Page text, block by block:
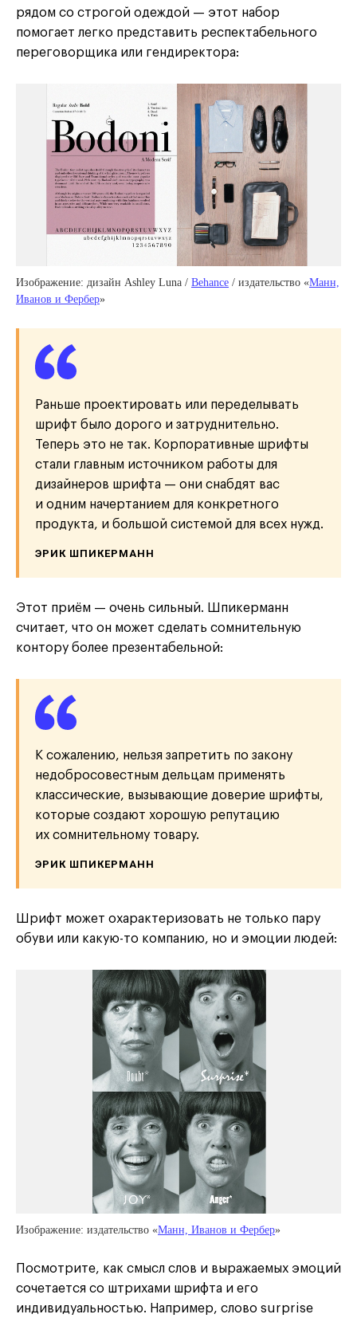
рядом со строгой одеждой — этот набор
помогает легко представить респектабельного
переговорщика или гендиректора:
Изображение: дизайн Ashley Luna / Behance / издательство «Манн,
Иванов и Фербер»
Раньше проектировать или переделывать
шрифт было дорого и затруднительно.
Теперь это не так. Корпоративные шрифты
стали главным источником работы для
дизайнеров шрифта — они снабдят вас
и одним начертанием для конкретного
продукта, и большой системой для всех нужд.
ЭРИК ШПИКЕРМАНН
Этот приём — очень сильный. Шпикерманн
считает, что он может сделать сомнительную
контору более презентабельной:
К сожалению, нельзя запретить по закону
недобросовестным дельцам применять
классические, вызывающие доверие шрифты,
которые создают хорошую репутацию
их сомнительному товару.
ЭРИК ШПИКЕРМАНН
Шрифт может охарактеризовать не только пару
обуви или какую-то компанию, но и эмоции людей:
Изображение: издательство «Манн, Иванов и Фербер»
Посмотрите, как смысл слов и выражаемых эмоций
сочетается со штрихами шрифта и его
индивидуальностью. Например, слово surprise